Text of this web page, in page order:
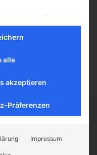
für die eine
Funktionen
Funktionieren der
die uns
externe Services
auf diese Inhalte keine
alle
akzeptieren
Präferenzen
Impressum